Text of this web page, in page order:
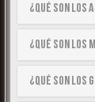
¿Qué son los
¿Qué son los
¿Qué son los